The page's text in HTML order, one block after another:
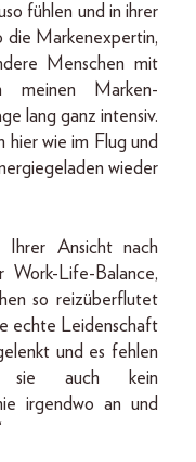
fühlen und in ihrer
die Markenexpertin,
Menschen mit
meinen Marken-
lang ganz intensiv.
hier wie im Flug und
wieder
Ihrer Ansicht nach
Life-Balance,
so reizüberflutet
echte Leidenschaft
und es fehlen
sie auch kein
irgendwo an und